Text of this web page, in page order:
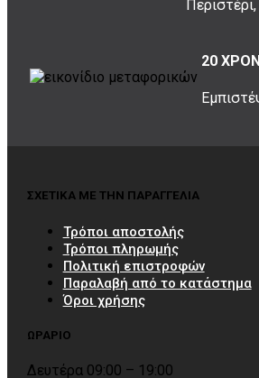
20
ΣΧΕΤΙΚΑ ΜΕ ΤΗΝ ΠΑΡΑΓΓΕΛΙΑ
Τρόποι αποστολής
Τρόποι πληρωμής
Πολιτική επιστροφών
Παραλαβή από το κατάστημα
Όροι χρήσης
ΩΡΑΡΙΟ
Δευτέρα 09:00 – 19:00